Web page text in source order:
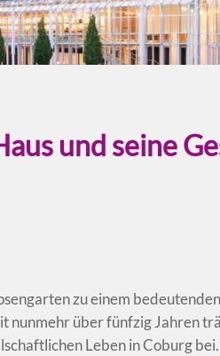
und seine
zu einem bedeutenden
nunmehr über fünfzig Jahren
Leben in Coburg